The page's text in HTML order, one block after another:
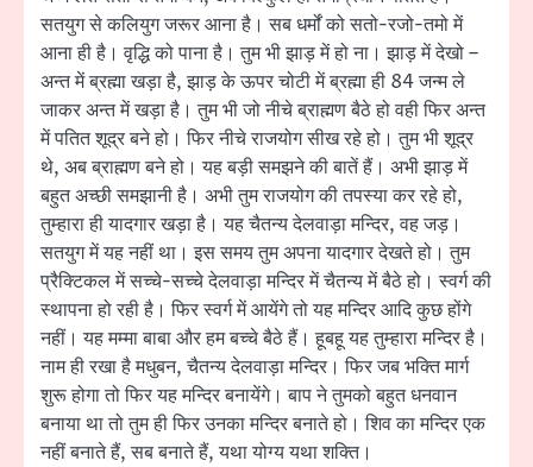
सतयुग से कलियुग जरूर आना है। सब धर्मों को सतो-रजो-तमो में
आना ही है। वृद्धि को पाना है। तुम भी झाड़ में हो ना। झाड़ में देखो –
अन्त में ब्रह्मा खड़ा है, झाड़ के ऊपर चोटी में ब्रह्मा ही 84 जन्म ले
जाकर अन्त में खड़ा है। तुम भी जो नीचे ब्राह्मण बैठे हो वही फिर अन्त
में पतित शूद्र बने हो। फिर नीचे राजयोग सीख रहे हो। तुम भी शूद्र
थे, अब ब्राह्मण बने हो। यह बड़ी समझने की बातें हैं। अभी झाड़ में
बहुत अच्छी समझानी है। अभी तुम राजयोग की तपस्या कर रहे हो,
तुम्हारा ही यादगार खड़ा है। यह चैतन्य देलवाड़ा मन्दिर, वह जड़।
सतयुग में यह नहीं था। इस समय तुम अपना यादगार देखते हो। तुम
प्रैक्टिकल में सच्चे-सच्चे देलवाड़ा मन्दिर में चैतन्य में बैठे हो। स्वर्ग की
स्थापना हो रही है। फिर स्वर्ग में आयेंगे तो यह मन्दिर आदि कुछ होंगे
नहीं। यह मम्मा बाबा और हम बच्चे बैठे हैं। हूबहू यह तुम्हारा मन्दिर है।
नाम ही रखा है मधुबन, चैतन्य देलवाड़ा मन्दिर। फिर जब भक्ति मार्ग
शुरू होगा तो फिर यह मन्दिर बनायेंगे। बाप ने तुमको बहुत धनवान
बनाया था तो तुम ही फिर उनका मन्दिर बनाते हो। शिव का मन्दिर एक
नहीं बनाते हैं, सब बनाते हैं, यथा योग्य यथा शक्ति।